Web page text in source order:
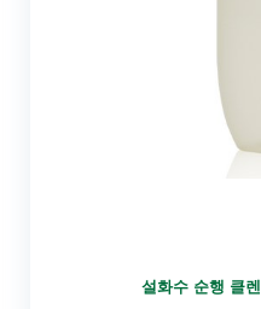
설화수 순행 클